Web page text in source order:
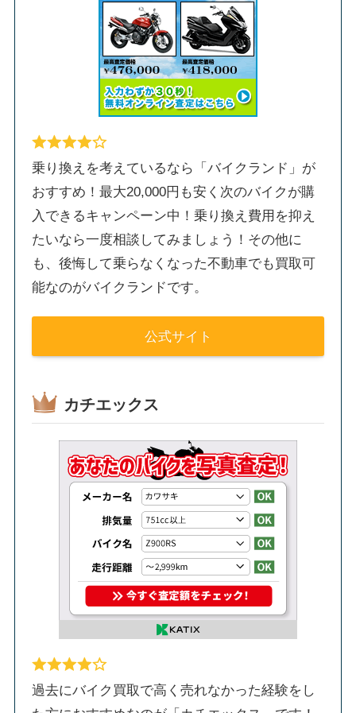
乗り換えを考えているなら「バイクランド」が
おすすめ！最大20,000円も安く次のバイクが購
入できるキャンペーン中！乗り換え費用を抑え
たいなら一度相談してみましょう！その他に
も、後悔して乗らなくなった不動車でも買取可
能なのがバイクランドです。
公式サイト
カチエックス
過去にバイク買取で高く売れなかった経験をし